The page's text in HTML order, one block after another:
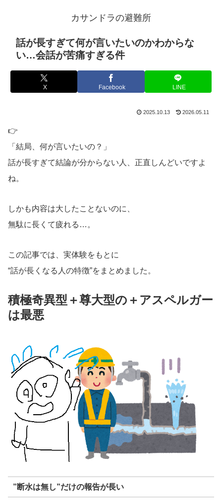
カサンドラの避難所
話が長すぎて何が言いたいのかわからな
い…会話が苦痛すぎる件
X Facebook LINE
2025.10.13 2026.05.11
👉
「結局、何が言いたいの？」
話が長すぎて結論が分からない人、正直しんどいですよ
ね。
しかも内容は大したことないのに、
無駄に長くて疲れる…。
この記事では、実体験をもとに
“話が長くなる人の特徴”をまとめました。
積極奇異型＋尊大型の＋アスペルガー
は最悪
”断水は無し”だけの報告が長い